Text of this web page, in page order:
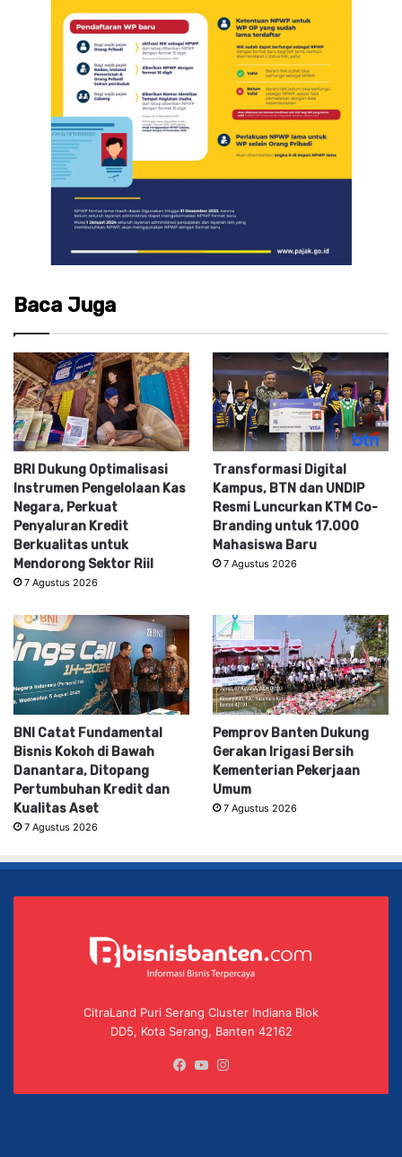
Baca Juga
BRI Dukung Optimalisasi
Instrumen Pengelolaan Kas
Negara, Perkuat
Penyaluran Kredit
Berkualitas untuk
Mendorong Sektor Riil
7 Agustus 2026
Transformasi Digital
Kampus, BTN dan UNDIP
Resmi Luncurkan KTM Co-
Branding untuk 17.000
Mahasiswa Baru
7 Agustus 2026
BNI Catat Fundamental
Bisnis Kokoh di Bawah
Danantara, Ditopang
Pertumbuhan Kredit dan
Kualitas Aset
7 Agustus 2026
Pemprov Banten Dukung
Gerakan Irigasi Bersih
Kementerian Pekerjaan
Umum
7 Agustus 2026
CitraLand Puri Serang Cluster Indiana Blok
DD5, Kota Serang, Banten 42162
Facebook
YouTube